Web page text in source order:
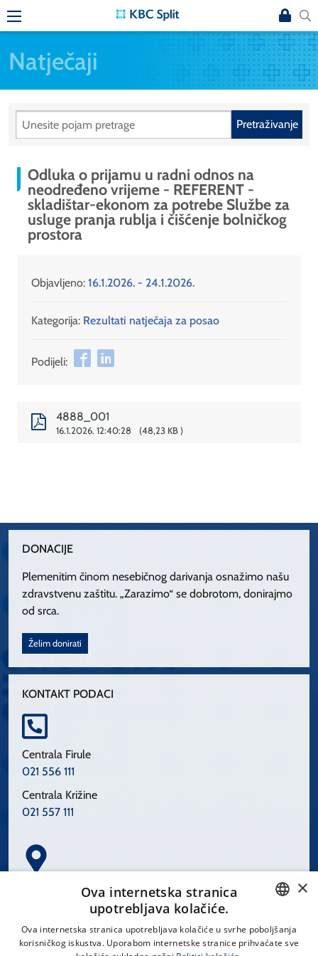
Natječaji
Pretraživanje
Odluka o prijamu u radni odnos na
neodređeno vrijeme - REFERENT -
skladištar-ekonom za potrebe Službe za
usluge pranja rublja i čišćenje bolničkog
prostora
Objavljeno: 16.1.2026. - 24.1.2026.
Kategorija: Rezultati natječaja za posao
Podijeli:
4888_001
16.1.2026. 12:40:28 48,23 KB
DONACIJE
Plemenitim činom nesebičnog darivanja osnažimo našu
zdravstvenu zaštitu. „Zarazimo“ se dobrotom, donirajmo
od srca.
Želim donirati
KONTAKT PODACI
Centrala Firule
021 556 111
Centrala Križine
021 557 111
Spinčićeva 1, 21000 Split
CROATIAN
×
Ova internetska stranica
upotrebljava kolačiće.
Ova internetska stranica upotrebljava kolačiće u svrhe poboljšanja
korisničkog iskustva. Uporabom internetske stranice prihvaćate sve